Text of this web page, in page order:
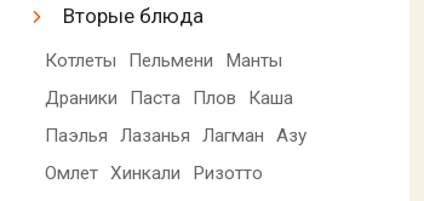
Вторые блюда
Котлеты Пельмени
Манты
Драники
Паста Плов
Каша
Паэлья
Лазанья Лагман
Азу
Омлет Хинкали
Ризотто